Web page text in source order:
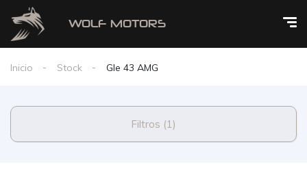
Inicio Stock Gle 43 AMG
Filtros (1)